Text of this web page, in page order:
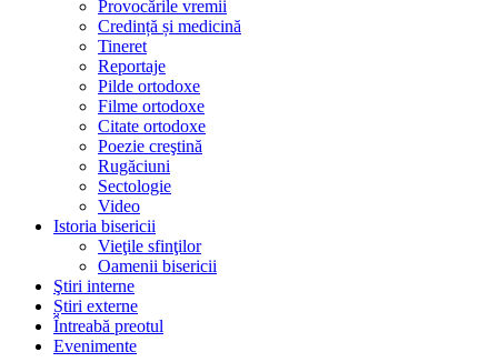
Provocările vremii
Credință și medicină
Tineret
Reportaje
Pilde ortodoxe
Filme ortodoxe
Citate ortodoxe
Poezie creştină
Rugăciuni
Sectologie
Video
Istoria bisericii
Vieţile sfinţilor
Oamenii bisericii
Ştiri interne
Știri externe
Întreabă preotul
Evenimente